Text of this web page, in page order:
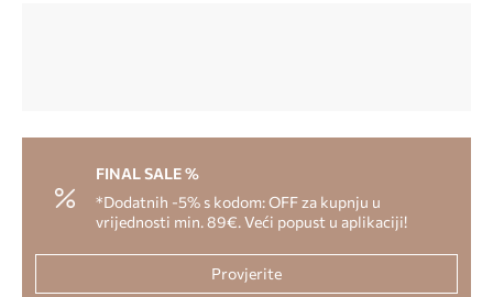
FINAL SALE %
*Dodatnih -5% s kodom: OFF za kupnju u
vrijednosti min. 89€. Veći popust u aplikaciji!
Provjerite